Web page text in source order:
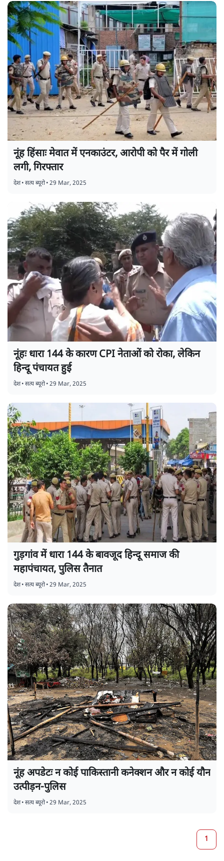
नूंह हिंसाः मेवात में एनकाउंटर, आरोपी को पैर में गोली
लगी, गिरफ्तार
देश•सत्य ब्यूरो•29 Mar, 2025
नूंहः धारा 144 के कारण CPI नेताओं को रोका, लेकिन
हिन्दू पंचायत हुई
देश•सत्य ब्यूरो•29 Mar, 2025
गुड़गांव में धारा 144 के बावजूद हिन्दू समाज की
महापंचायत, पुलिस तैनात
देश•सत्य ब्यूरो•29 Mar, 2025
नूंह अपडेटः न कोई पाकिस्तानी कनेक्शन और न कोई यौन
उत्पीड़न-पुलिस
देश•सत्य ब्यूरो•29 Mar, 2025
1